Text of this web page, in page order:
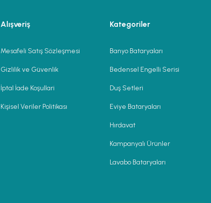
Alışveriş
Mesafeli Satış Sözleşmesi
Gizlilik ve Güvenlik
İptal İade Koşullari
Kişisel Veriler Politikası
Kategoriler
Banyo Bataryaları
Bedensel Engelli Serisi
Duş Setleri
Eviye Bataryaları
Hırdavat
Kampanyalı Ürünler
Lavabo Bataryaları